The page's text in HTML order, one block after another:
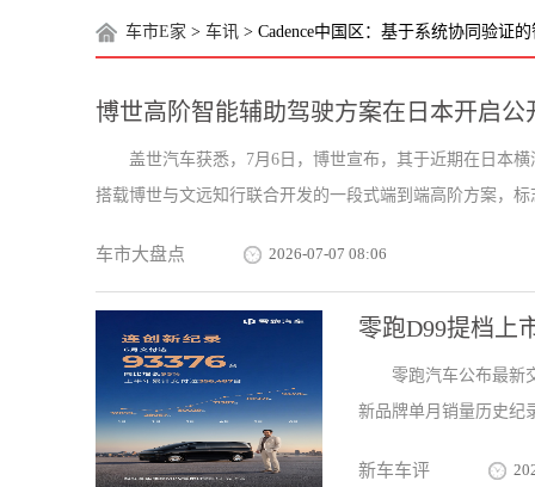
车市E家 > 车讯 > Cadence中国区：基于系统协同验证
博世高阶智能辅助驾驶方案在日本开启公
盖世汽车获悉，7月6日，博世宣布，其于近期在日本
搭载博世与文远知行联合开发的一段式端到端高阶方案，
车市大盘点 2026-07-07 08:06
零跑D99提档上
零跑汽车公布最新
新品牌单月销量历史纪
新车车评